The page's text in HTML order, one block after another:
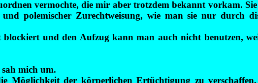
vermochte, die mir aber trotzdem bekannt vorkam.
polemischer Zurechtweisung, wie man sie nur durch
und den Aufzug kann man auch nicht benutzen,
mich um.
der körperlichen Ertüchtigung zu